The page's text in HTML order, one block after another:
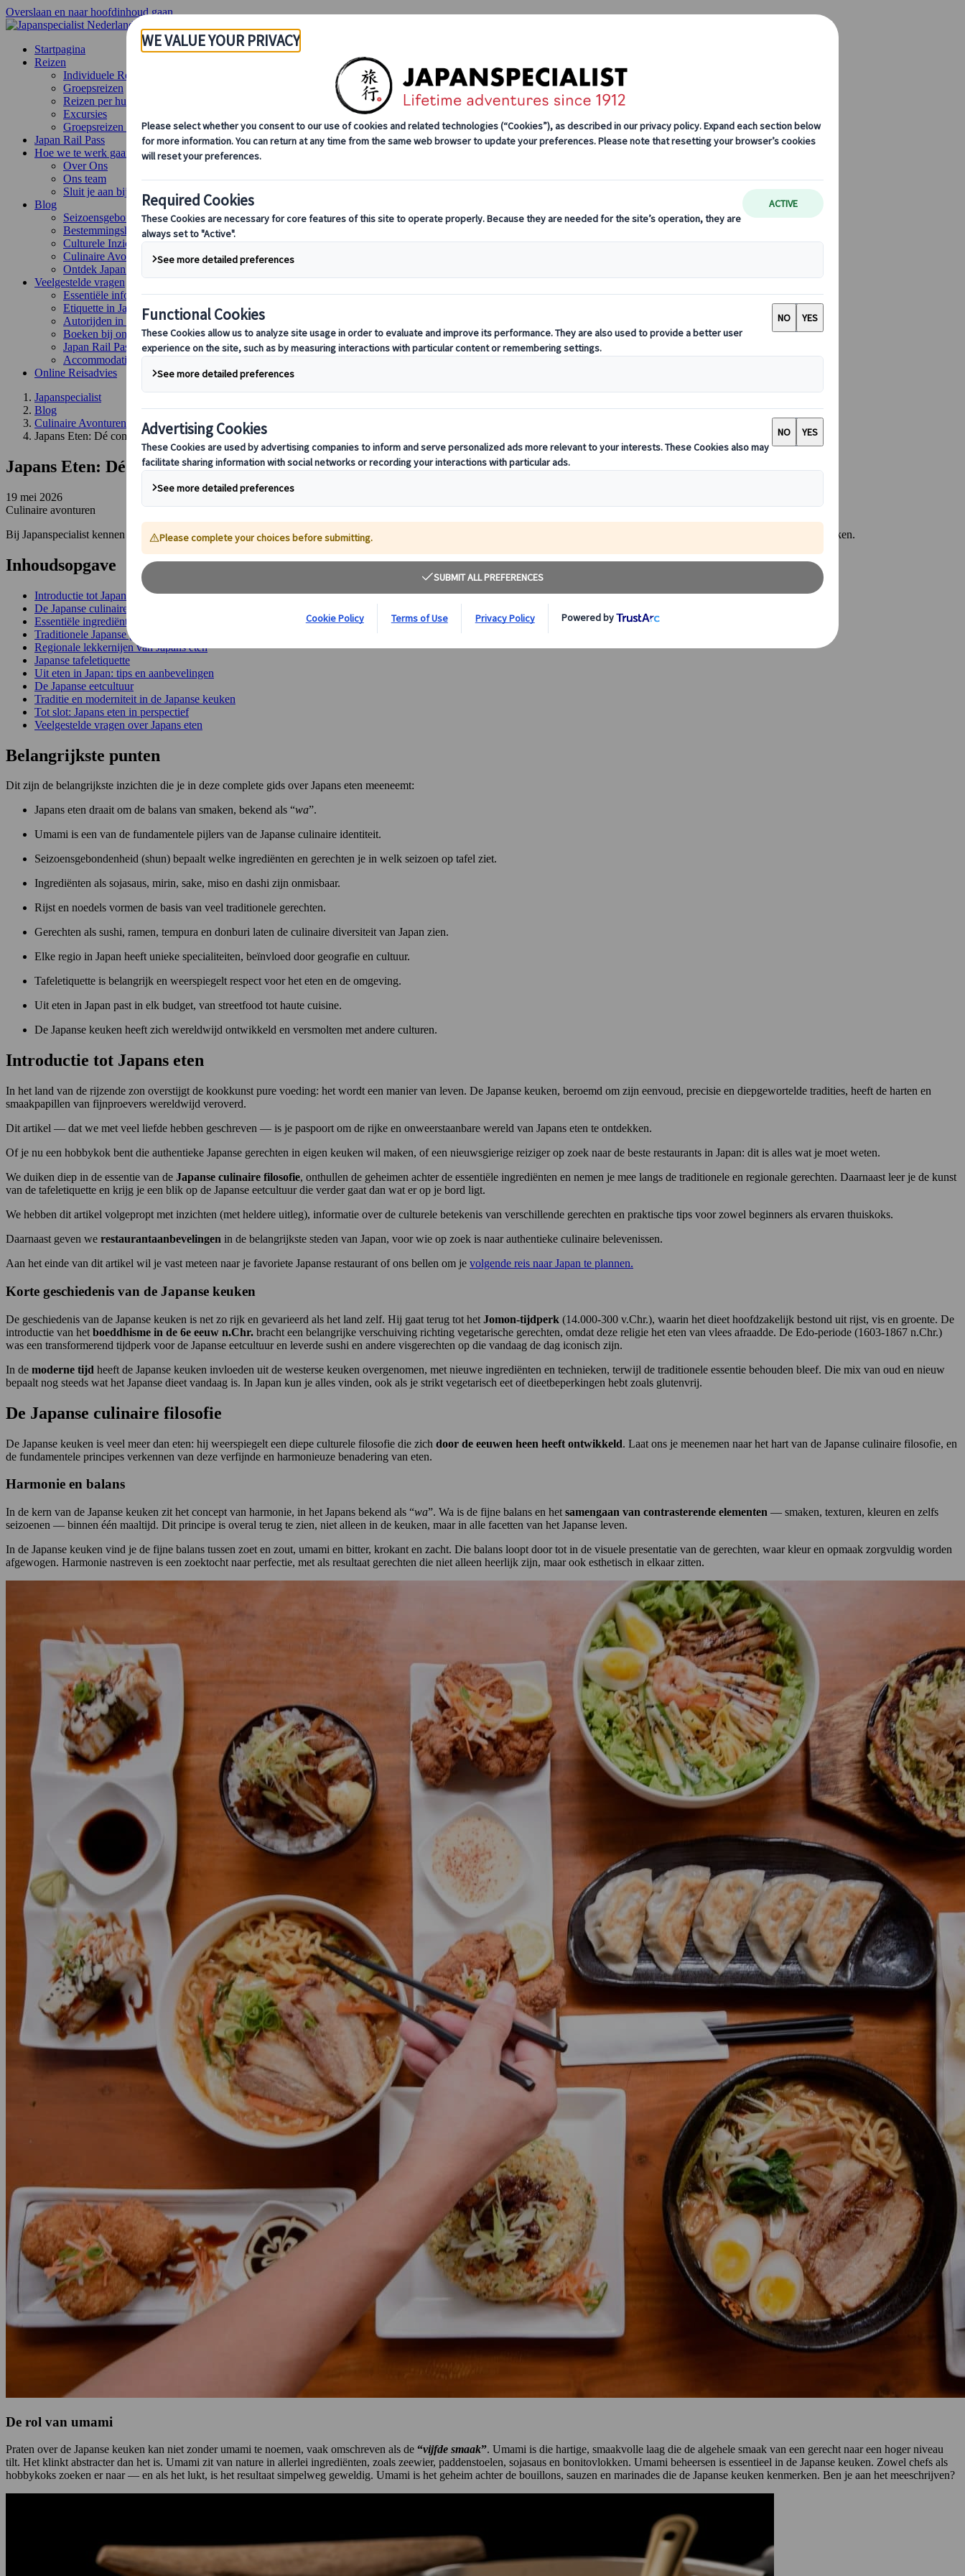
Overslaan en naar hoofdinhoud gaan
Startpagina
Reizen
Individuele Reizen
Groepsreizen
Reizen per huurauto
Excursies
Groepsreizen op maat
Japan Rail Pass
Hoe we te werk gaan
Over Ons
Ons team
Sluit je aan bij ons team
Blog
Seizoensgebonden Reistips
Bestemmingshoogtepunten
Culturele Inzichten
Culinaire Avonturen
Ontdek Japan met de trein
Veelgestelde vragen
Essentiële info
Etiquette in Japan
Autorijden in Japan
Boeken bij ons
Japan Rail Pass
Accommodatie
Online Reisadvies
Japanspecialist
Blog
Culinaire Avonturen
Japans Eten: Dé complete gids over de keuken, gerechten en cultuur
Japans Eten: Dé complete gids over de keuken, gerechten en cultuur
19 mei 2026
Culinaire avonturen
Bij Japanspecialist kennen we Japans eten op ons duimpje, dus kies een goed moment van de dag om dit te lezen, de kans is groot dat je halverwege je eerste vlucht naar Japan wilt boeken.
Inhoudsopgave
Introductie tot Japans eten
De Japanse culinaire filosofie
Essentiële ingrediënten van Japans eten
Traditionele Japanse gerechten
Regionale lekkernijen van Japans eten
Japanse tafeletiquette
Uit eten in Japan: tips en aanbevelingen
De Japanse eetcultuur
Traditie en moderniteit in de Japanse keuken
Tot slot: Japans eten in perspectief
Veelgestelde vragen over Japans eten
Belangrijkste punten
Dit zijn de belangrijkste inzichten die je in deze complete gids over Japans eten meeneemt:
Japans eten draait om de balans van smaken, bekend als “wa”.
Umami is een van de fundamentele pijlers van de Japanse culinaire identiteit.
Seizoensgebondenheid (shun) bepaalt welke ingrediënten en gerechten je in welk seizoen op tafel ziet.
Ingrediënten als sojasaus, mirin, sake, miso en dashi zijn onmisbaar.
Rijst en noedels vormen de basis van veel traditionele gerechten.
Gerechten als sushi, ramen, tempura en donburi laten de culinaire diversiteit van Japan zien.
Elke regio in Japan heeft unieke specialiteiten, beïnvloed door geografie en cultuur.
Tafeletiquette is belangrijk en weerspiegelt respect voor het eten en de omgeving.
Uit eten in Japan past in elk budget, van streetfood tot haute cuisine.
De Japanse keuken heeft zich wereldwijd ontwikkeld en versmolten met andere culturen.
Introductie tot Japans eten
In het land van de rijzende zon overstijgt de kookkunst pure voeding: het wordt een manier van leven. De Japanse keuken, beroemd om zijn eenvoud, precisie en diepgewortelde tradities, heeft de harten en
smaakpapillen van fijnproevers wereldwijd veroverd.
Dit artikel — dat we met veel liefde hebben geschreven — is je paspoort om de rijke en onweerstaanbare wereld van Japans eten te ontdekken.
Of je nu een hobbykok bent die authentieke Japanse gerechten in eigen keuken wil maken, of een nieuwsgierige reiziger op zoek naar de beste restaurants in Japan: dit is alles wat je moet weten.
We duiken diep in de essentie van de Japanse culinaire filosofie, onthullen de geheimen achter de essentiële ingrediënten en nemen je mee langs de traditionele en regionale gerechten. Daarnaast leer je de kunst
van de tafeletiquette en krijg je een blik op de Japanse eetcultuur die verder gaat dan wat er op je bord ligt.
We hebben dit artikel volgepropt met inzichten (met heldere uitleg), informatie over de culturele betekenis van verschillende gerechten en praktische tips voor zowel beginners als ervaren thuiskoks.
Daarnaast geven we restaurantaanbevelingen in de belangrijkste steden van Japan, voor wie op zoek is naar authentieke culinaire belevenissen.
Aan het einde van dit artikel wil je vast meteen naar je favoriete Japanse restaurant of ons bellen om je volgende reis naar Japan te plannen.
Korte geschiedenis van de Japanse keuken
De geschiedenis van de Japanse keuken is net zo rijk en gevarieerd als het land zelf. Hij gaat terug tot het Jomon-tijdperk (14.000-300 v.Chr.), waarin het dieet hoofdzakelijk bestond uit rijst, vis en groente. De
introductie van het boeddhisme in de 6e eeuw n.Chr. bracht een belangrijke verschuiving richting vegetarische gerechten, omdat deze religie het eten van vlees afraadde. De Edo-periode (1603-1867 n.Chr.)
was een transformerend tijdperk voor de Japanse eetcultuur en leverde sushi en andere visgerechten op die vandaag de dag iconisch zijn.
In de moderne tijd heeft de Japanse keuken invloeden uit de westerse keuken overgenomen, met nieuwe ingrediënten en technieken, terwijl de traditionele essentie behouden bleef. Die mix van oud en nieuw
bepaalt nog steeds wat het Japanse dieet vandaag is. In Japan kun je alles vinden, ook als je strikt vegetarisch eet of dieetbeperkingen hebt zoals glutenvrij.
De Japanse culinaire filosofie
De Japanse keuken is veel meer dan eten: hij weerspiegelt een diepe culturele filosofie die zich door de eeuwen heen heeft ontwikkeld. Laat ons je meenemen naar het hart van de Japanse culinaire filosofie, en
de fundamentele principes verkennen van deze verfijnde en harmonieuze benadering van eten.
Harmonie en balans
In de kern van de Japanse keuken zit het concept van harmonie, in het Japans bekend als “wa”. Wa is de fijne balans en het samengaan van contrasterende elementen — smaken, texturen, kleuren en zelfs
seizoenen — binnen één maaltijd. Dit principe is overal terug te zien, niet alleen in de keuken, maar in alle facetten van het Japanse leven.
In de Japanse keuken vind je de fijne balans tussen zoet en zout, umami en bitter, krokant en zacht. Die balans loopt door tot in de visuele presentatie van de gerechten, waar kleur en opmaak zorgvuldig worden
afgewogen. Harmonie nastreven is een zoektocht naar perfectie, met als resultaat gerechten die niet alleen heerlijk zijn, maar ook esthetisch in elkaar zitten.
De rol van umami
Praten over de Japanse keuken kan niet zonder umami te noemen, vaak omschreven als de “vijfde smaak”. Umami is die hartige, smaakvolle laag die de algehele smaak van een gerecht naar een hoger niveau
tilt. Het klinkt abstracter dan het is. Umami zit van nature in allerlei ingrediënten, zoals zeewier, paddenstoelen, sojasaus en bonitovlokken. Umami beheersen is essentieel in de Japanse keuken. Zowel chefs als
hobbykoks zoeken er naar — en als het lukt, is het resultaat simpelweg geweldig. Umami is het geheim achter de bouillons, sauzen en marinades die de Japanse keuken kenmerken. Ben je aan het meeschrijven?